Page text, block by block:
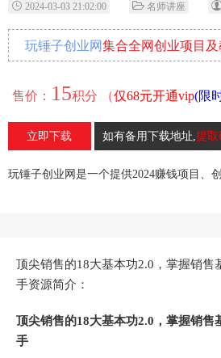
2024-03-03 21:02:00 名师讲座
玩锤子创业网集合全网创业项目
售价： 15积分 （仅68元开通vip(限
）
立即下载 如有备用下载地址,提取
顶尖销售的18大基本功2.0，掌握销售
手资源简介：
顶尖销售的18大基本功2.0，掌握销售
手